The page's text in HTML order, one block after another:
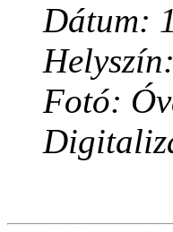
Dátum:
Fotó: